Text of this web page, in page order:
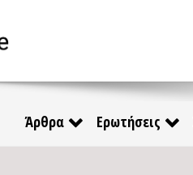
Άρθρα Ερωτήσεις